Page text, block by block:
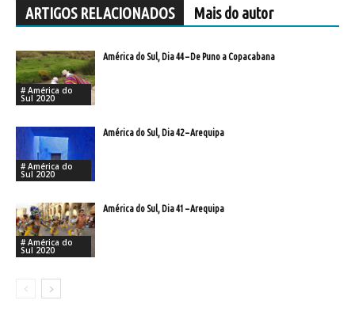
ARTIGOS RELACIONADOS Mais do autor
# América do
Sul 2020
América do Sul, Dia 44 – De Puno a Copacabana
# América do
Sul 2020
América do Sul, Dia 42 – Arequipa
# América do
Sul 2020
América do Sul, Dia 41 – Arequipa